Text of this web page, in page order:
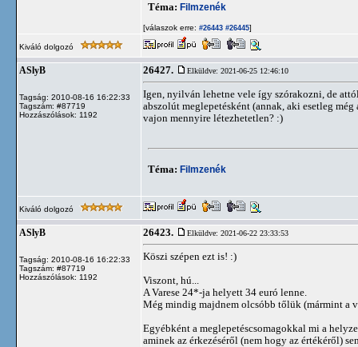
Téma: Filmzenék
[válaszok erre: #26443 #26445]
Kiváló dolgozó
ASlyB
Tagság: 2010-08-16 16:22:33
Tagszám: #87719
Hozzászólások: 1192
26427. Elküldve: 2021-06-25 12:46:10
Igen, nyilván lehetne vele így szórakozni, de
abszolút meglepetésként (annak, aki esetleg
vajon mennyire létezhetetlen? :)
Téma: Filmzenék
Kiváló dolgozó
ASlyB
Tagság: 2010-08-16 16:22:33
Tagszám: #87719
Hozzászólások: 1192
26423. Elküldve: 2021-06-22 23:33:53
Köszi szépen ezt is! :)
Viszont, hú...
A Varese 24*-ja helyett 34 euró lenne.
Még mindig majdnem olcsóbb tőlük (mármint a
Egyébként a meglepetéscsomagokkal mi a
aminek az érkezéséről (nem hogy az értékéről)